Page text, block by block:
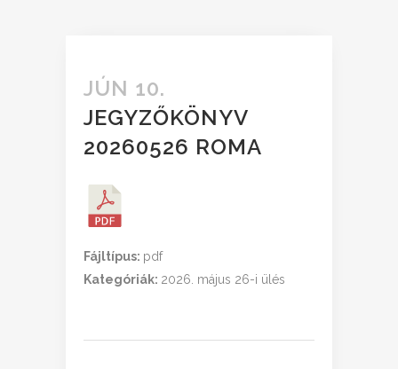
JÚN 10.
JEGYZŐKÖNYV
20260526 ROMA
Fájltípus: pdf
Kategóriák: 2026. május 26-i ülés